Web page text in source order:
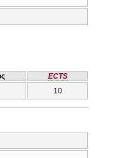
ECTS
10